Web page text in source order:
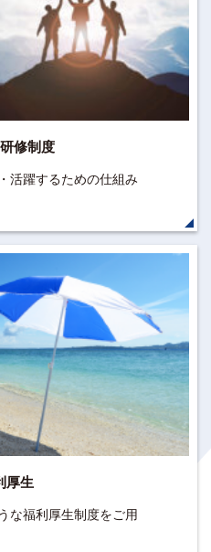
修制度
活躍するための仕組み
厚生
な福利厚生制度をご用